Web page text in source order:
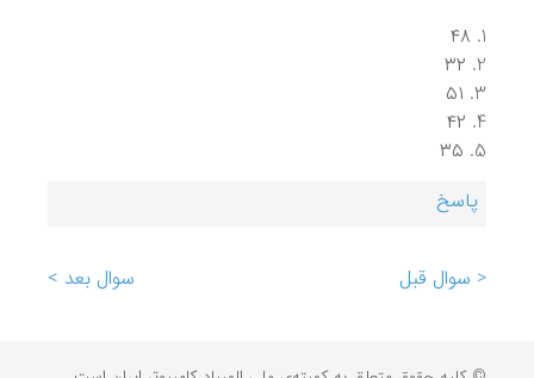
۴۸
۳۲
۵۱
۴۲
۳۵
پاسخ
< سوال قبل سوال بعد >